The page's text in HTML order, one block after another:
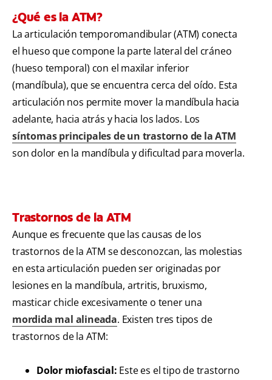
¿Qué es la ATM?
La articulación temporomandibular (ATM) conecta
el hueso que compone la parte lateral del cráneo
(hueso temporal) con el maxilar inferior
(mandíbula), que se encuentra cerca del oído. Esta
articulación nos permite mover la mandíbula hacia
adelante, hacia atrás y hacia los lados. Los
síntomas principales de un trastorno de la ATM
son dolor en la mandíbula y dificultad para moverla.
Trastornos de la ATM
Aunque es frecuente que las causas de los
trastornos de la ATM se desconozcan, las molestias
en esta articulación pueden ser originadas por
lesiones en la mandíbula, artritis, bruxismo,
masticar chicle excesivamente o tener una
mordida mal alineada. Existen tres tipos de
trastornos de la ATM:
Dolor miofascial: Este es el tipo de trastorno